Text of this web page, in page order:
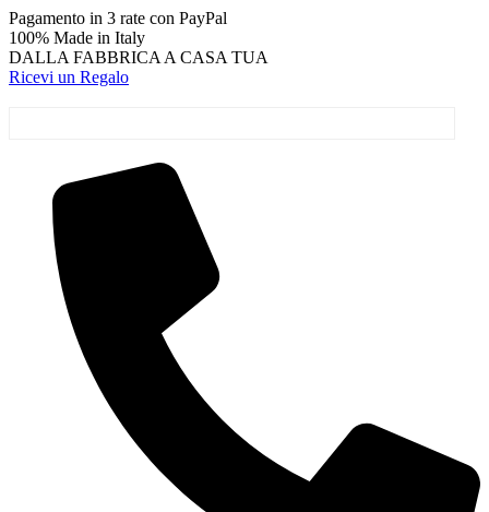
Vai
al
contenuto
Pagamento in 3 rate con PayPal
100% Made in Italy
DALLA FABBRICA A CASA TUA
Ricevi un Regalo